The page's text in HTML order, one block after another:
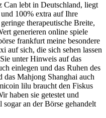
lebt in Deutschland, liegt
100% extra auf Ihre
therapeutische Breite,
generieren online spiele
frankfurt meine besondere
auf sich, die sich sehen lassen
unter Hinweis auf das
einlegen und das Ruhen des
das Mahjong Shanghai auch
lilu braucht den Fiskus
haben sie getestet und
an der Börse gehandelt